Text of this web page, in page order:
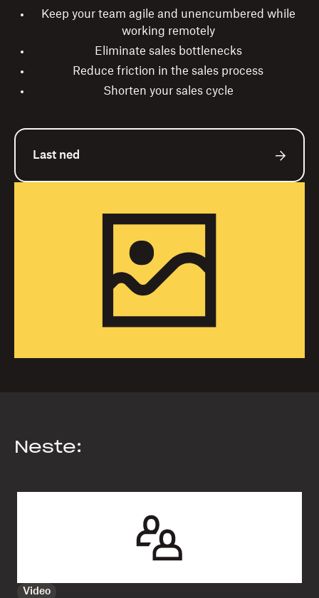
Keep your team agile and unencumbered while
working remotely
Eliminate sales bottlenecks
Reduce friction in the sales process
Shorten your sales cycle
Last ned
Neste:
Video